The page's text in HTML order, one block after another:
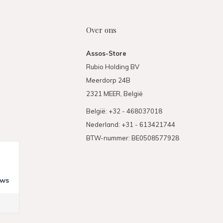
Over ons
Assos-Store
Rubio Holding BV
Meerdorp 24B
2321 MEER, België
België: +32 - 468037018
Nederland: +31 - 613421744
BTW-nummer: BE0508577928